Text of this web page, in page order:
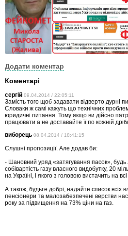
Додати коментар
Коментарі
сергій 09.04.2014 / 22:05:11
Замість того щоб задавати відверто дурні
Словаки ж самі кажуть що технічних
юридичні питання. Тому якщо ви дійсно
працювати а не доставайте її по кожній
виборець 08.04.2014 / 18:41:15
Слушні пропозиції. Але додав би:
- Шановний уряд «затягування пасок»,
собівартість газу власного видобутку, 20
на Україні, і якого з головою вистачить на
А також, будьте добрі, надайте список всіх
пенсіонери та малозабезпечені верстви
року за підвищення на 73% ціни на газ.